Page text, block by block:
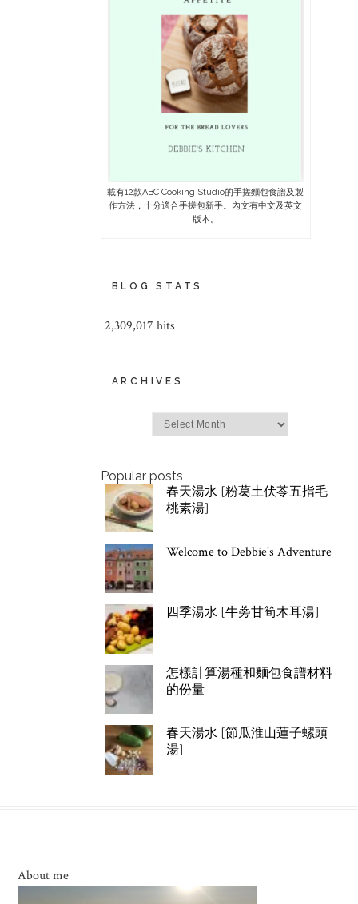
載有12款ABC Cooking Studio的手搓麵包食譜及製
作方法，十分適合手搓包新手。內文有中文及英文
版本。
BLOG STATS
2,309,017 hits
ARCHIVES
Popular posts
春天湯水 [粉葛土伏苓五指毛
桃素湯]
Welcome to Debbie's Adventure
四季湯水 [牛蒡甘筍木耳湯]
怎樣計算湯種和麵包食譜材料
的份量
春天湯水 [節瓜淮山蓮子螺頭
湯]
About me